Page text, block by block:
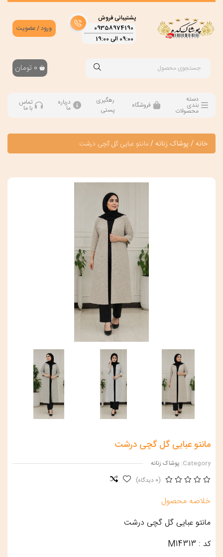
پشتیبانی فروش
09358974190
09:00 الی 19:00
ورود / عضویت
0 تومان
دسته
بندی
محصولات
فروشگاه
رهگیری
پستی
درباره
ما
تماس
با ما
خانه / پوشاک زنانه /مانتو عبایی گل گچی درشت
مانتو عبایی گل گچی درشت
Category: پوشاک زنانه
(0 دیدگاه)
خلاصه محصول
مانتو عبایی گل گچی درشت
کد : M14313